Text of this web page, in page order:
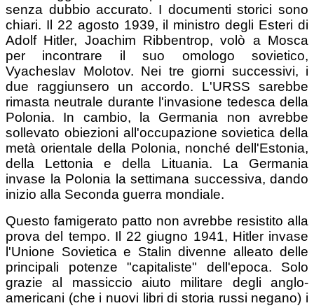
senza dubbio accurato. I documenti storici sono
chiari. Il 22 agosto 1939, il ministro degli Esteri di
Adolf Hitler, Joachim Ribbentrop, volò a Mosca
per incontrare il suo omologo sovietico,
Vyacheslav Molotov. Nei tre giorni successivi, i
due raggiunsero un accordo. L'URSS sarebbe
rimasta neutrale durante l'invasione tedesca della
Polonia. In cambio, la Germania non avrebbe
sollevato obiezioni all'occupazione sovietica della
metà orientale della Polonia, nonché dell'Estonia,
della Lettonia e della Lituania. La Germania
invase la Polonia la settimana successiva, dando
inizio alla Seconda guerra mondiale.
Questo famigerato patto non avrebbe resistito alla
prova del tempo. Il 22 giugno 1941, Hitler invase
l'Unione Sovietica e Stalin divenne alleato delle
principali potenze "capitaliste" dell'epoca. Solo
grazie al massiccio aiuto militare degli anglo-
americani (che i nuovi libri di storia russi negano) i